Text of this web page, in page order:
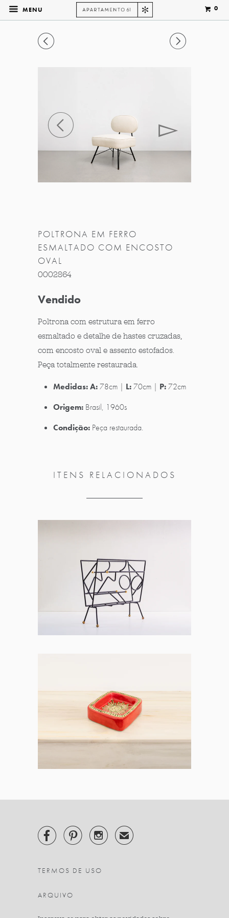
MENU 0
◅ ▻
◅ ▻
POLTRONA EM FERRO
ESMALTADO COM ENCOSTO
OVAL
0002864
Vendido
Poltrona com estrutura em ferro
esmaltado e detalhe de hastes cruzadas,
com encosto oval e assento estofados.
Peça totalmente restaurada.
Medidas:A:78cm | L:70cm | P:72cm
Origem: Brasil, 1960s
Condição: Peça restaurada.
ITENS RELACIONADOS
   ✉
TERMOS DE USO
ARQUIVO